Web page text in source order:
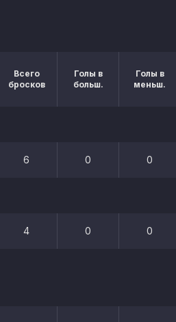
Всего
бросков
Голы в
больш.
Голы в
меньш.
6 0 0
4 0 0